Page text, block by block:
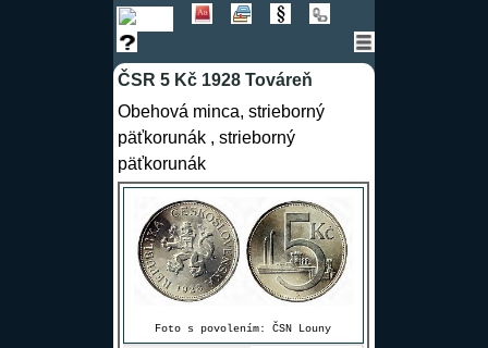
ČSR 5 Kč 1928 Továreň
Obehová minca, strieborný
päťkorunák , strieborný
päťkorunák
Foto s povolením:ČSN Louny